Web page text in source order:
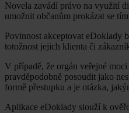
Novela zavádí právo na využití
umožnit občanům prokázat se
Povinnost akceptovat eDoklady
totožnost jejich klienta či
V případě, že orgán veřejné
pravděpodobně posoudit jako
formě přestupku a je otázka,
Aplikace eDoklady slouží k